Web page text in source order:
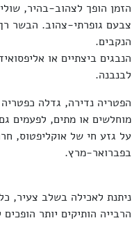
צבעם גופרתי-צהוב. הבשר
הנקבים.
לבנבנה.
הפטריה נדירה, גדלה
מוחלשים או מתים, לפעמים
על גזע חי של אוקליפטוס,
בפברואר-מרץ.
הרבייה הותיקים יותר